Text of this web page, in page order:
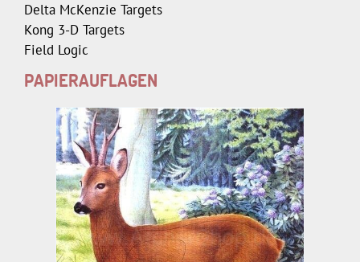
Delta McKenzie Targets
Kong 3-D Targets
Field Logic
PAPIERAUFLAGEN